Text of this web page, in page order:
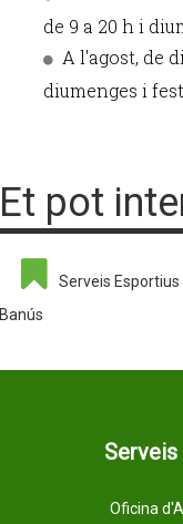
de 9 a 20 h i
A l'agost, de
diumenges i
Et pot
Serveis
Banús
Oficina